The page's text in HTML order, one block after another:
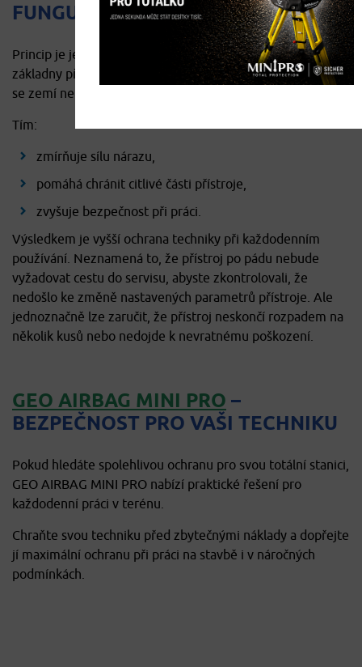
FUNGUJE?
Princip je jednoduchý – ochranný prvek umístěný kolem
základny přístroje pomáhá absorbovat energii při kontaktu
se zemí nebo překážkou.
Tím:
zmírňuje sílu nárazu,
pomáhá chránit citlivé části přístroje,
zvyšuje bezpečnost při práci.
Výsledkem je vyšší ochrana techniky při každodenním
používání. Neznamená to, že přístroj po pádu nebude
vyžadovat cestu do servisu, abyste zkontrolovali, že
nedošlo ke změně nastavených parametrů přístroje. Ale
jednoznačně lze zaručit, že přístroj neskončí rozpadem na
několik kusů nebo nedojde k nevratnému poškození.
GEO AIRBAG MINI PRO –
BEZPEČNOST PRO VAŠI TECHNIKU
Pokud hledáte spolehlivou ochranu pro svou totální stanici,
GEO AIRBAG MINI PRO nabízí praktické řešení pro
každodenní práci v terénu.
Chraňte svou techniku před zbytečnými náklady a dopřejte
jí maximální ochranu při práci na stavbě i v náročných
podmínkách.